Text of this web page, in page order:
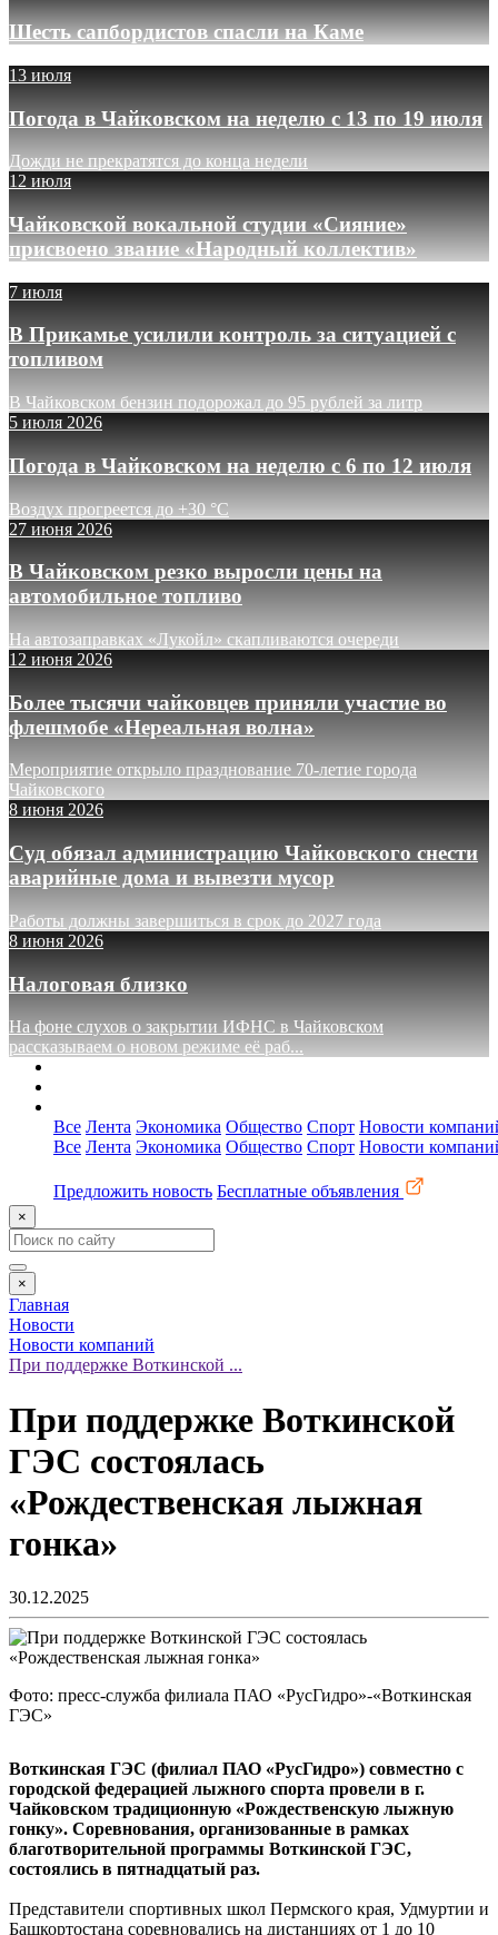
Шесть сапбордистов спасли на Каме
13 июля
Погода в Чайковском на неделю с 13 по 19 июля
Дожди не прекратятся до конца недели
12 июля
Чайковской вокальной студии «Сияние»
присвоено звание «Народный коллектив»
7 июля
В Прикамье усилили контроль за ситуацией с
топливом
В Чайковском бензин подорожал до 95 рублей за литр
5 июля 2026
Погода в Чайковском на неделю с 6 по 12 июля
Воздух прогреется до +30 °C
27 июня 2026
В Чайковском резко выросли цены на
автомобильное топливо
На автозаправках «Лукойл» скапливаются очереди
12 июня 2026
Более тысячи чайковцев приняли участие во
флешмобе «Нереальная волна»
Мероприятие открыло празднование 70-летие города
Чайковского
8 июня 2026
Суд обязал администрацию Чайковского снести
аварийные дома и вывезти мусор
Работы должны завершиться в срок до 2027 года
8 июня 2026
Налоговая близко
На фоне слухов о закрытии ИФНС в Чайковском
рассказываем о новом режиме её раб...
Все Лента Экономика Общество Спорт Новости
Все Лента Экономика Общество Спорт Новости
Предложить новость Бесплатные объявления
×
×
Главная
Новости
Новости компаний
При поддержке Воткинской ...
При поддержке Воткинской
ГЭС состоялась
«Рождественская лыжная
гонка»
30.12.2025
Фото: пресс-служба филиала ПАО «РусГидро»-«Воткинская
ГЭС»
Воткинская ГЭС (филиал ПАО «РусГидро») совместно с
городской федерацией лыжного спорта провели в г.
Чайковском традиционную «Рождественскую лыжную
гонку». Соревнования, организованные в рамках
благотворительной программы Воткинской ГЭС,
состоялись в пятнадцатый раз.
Представители спортивных школ Пермского края, Удмуртии и
Башкортостана соревновались на дистанциях от 1 до 10